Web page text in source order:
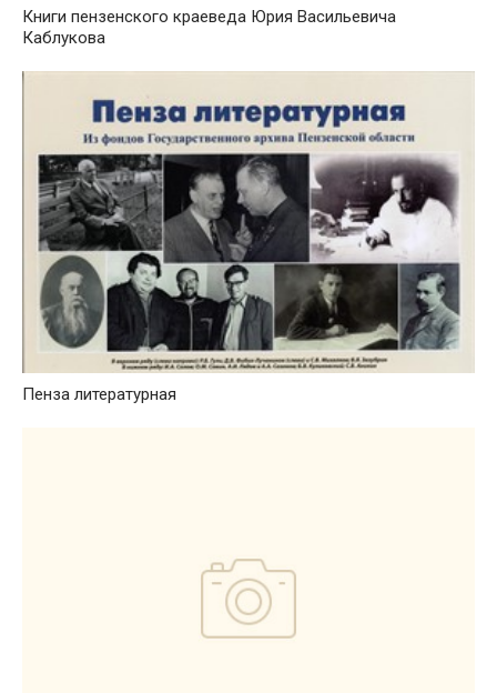
Книги пензенского краеведа Юрия Васильевича
Каблукова
Пенза литературная